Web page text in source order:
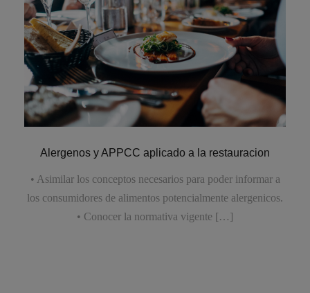
Alergenos y APPCC aplicado a la restauracion
• Asimilar los conceptos necesarios para poder informar a
los consumidores de alimentos potencialmente alergenicos.
• Conocer la normativa vigente […]